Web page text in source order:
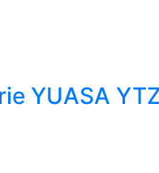
YUASA